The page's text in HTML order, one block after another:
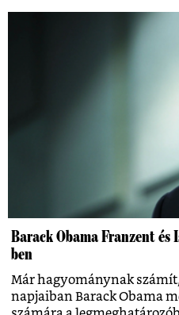
Barack Obama Franzent
ben
Már hagyománynak
napjaiban Barack Obama